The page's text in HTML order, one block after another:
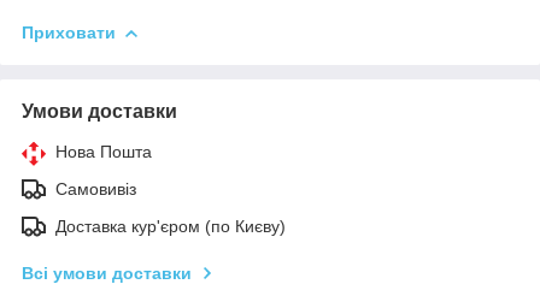
Приховати
Умови доставки
Нова Пошта
Самовивіз
Доставка кур'єром (по Києву)
Всі умови доставки